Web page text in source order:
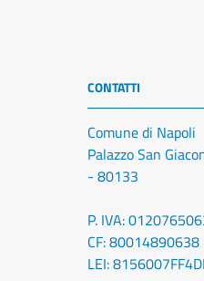
CONTATTI
Comune di Napoli
Palazzo San
- 80133
P. IVA:
CF: 80014890638
LEI: